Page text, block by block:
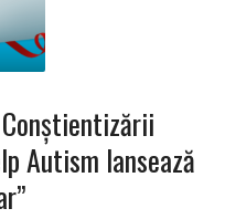
Autism lansează